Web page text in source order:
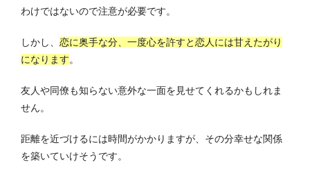
わけではないので注意が必要です。
しかし、 恋に奥手な分、一度心を許すと恋人には甘えたがり
になります。
友人や同僚も知らない意外な一面を見せてくれるかもしれま
せん。
距離を近づけるには時間がかかりますが、その分幸せな関係
を築いていけそうです。